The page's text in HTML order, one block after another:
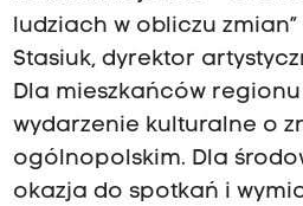
ludziach w obliczu
Stasiuk, dyrektor
Dla mieszkańców
wydarzenie kulturalne o
ogólnopolskim. Dla
okazja do spotkań i